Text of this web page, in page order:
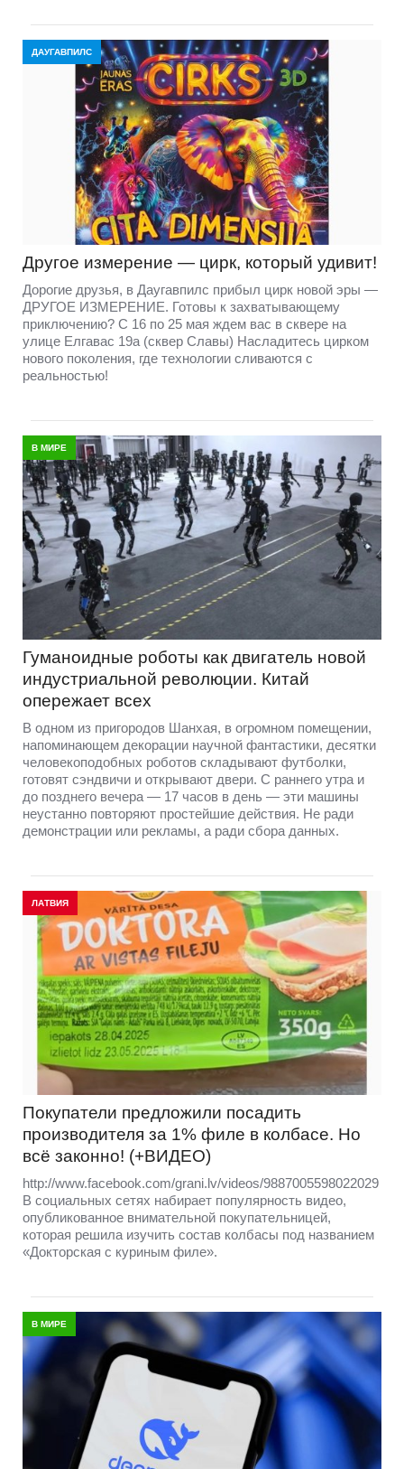
ДАУГАВПИЛС
Другое измерение — цирк, который удивит!
Дорогие друзья, в Даугавпилс прибыл цирк новой эры —
ДРУГОЕ ИЗМЕРЕНИЕ. Готовы к захватывающему
приключению? С 16 по 25 мая ждем вас в сквере на
улице Елгавас 19а (сквер Славы) Насладитесь цирком
нового поколения, где технологии сливаются с
реальностью!
В МИРЕ
Гуманоидные роботы как двигатель новой
индустриальной революции. Китай
опережает всех
В одном из пригородов Шанхая, в огромном помещении,
напоминающем декорации научной фантастики, десятки
человекоподобных роботов складывают футболки,
готовят сэндвичи и открывают двери. С раннего утра и
до позднего вечера — 17 часов в день — эти машины
неустанно повторяют простейшие действия. Не ради
демонстрации или рекламы, а ради сбора данных.
ЛАТВИЯ
Покупатели предложили посадить
производителя за 1% филе в колбасе. Но
всё законно! (+ВИДЕО)
http://www.facebook.com/grani.lv/videos/9887005598022029
В социальных сетях набирает популярность видео,
опубликованное внимательной покупательницей,
которая решила изучить состав колбасы под названием
«Докторская с куриным филе».
В МИРЕ